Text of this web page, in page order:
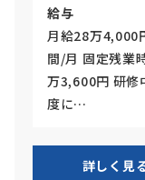
給与
月給28万4,000
間/月 固定残業
万3,600円 研修
度に…
詳しく見